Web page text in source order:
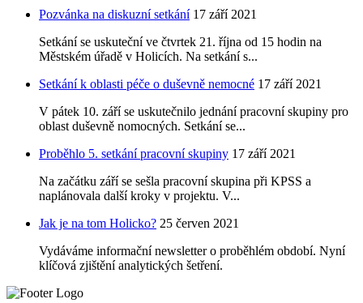
Pozvánka na diskuzní setkání 17 září 2021
Setkání se uskuteční ve čtvrtek 21. října od 15 hodin na
Městském úřadě v Holicích. Na setkání s...
Setkání k oblasti péče o duševně nemocné 17 září 2021
V pátek 10. září se uskutečnilo jednání pracovní skupiny pro
oblast duševně nomocných. Setkání se...
Proběhlo 5. setkání pracovní skupiny 17 září 2021
Na začátku září se sešla pracovní skupina při KPSS a
naplánovala další kroky v projektu. V...
Jak je na tom Holicko? 25 červen 2021
Vydáváme informační newsletter o proběhlém období. Nyní
klíčová zjištění analytických šetření.